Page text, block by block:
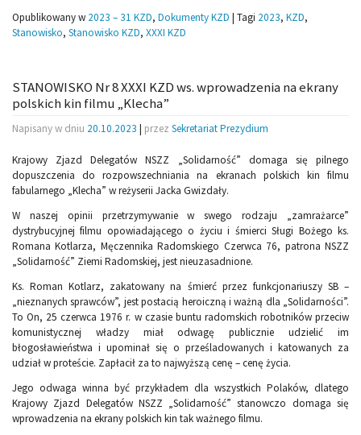
Opublikowany w 2023 – 31 KZD, Dokumenty KZD | Tagi 2023, KZD,
Stanowisko, Stanowisko KZD, XXXI KZD
STANOWISKO Nr 8 XXXI KZD ws. wprowadzenia na ekrany
polskich kin filmu „Klecha”
Napisany w dniu 20.10.2023 | przez Sekretariat Prezydium
Krajowy Zjazd Delegatów NSZZ „Solidarność” domaga się pilnego
dopuszczenia do rozpowszechniania na ekranach polskich kin filmu
fabularnego „Klecha” w reżyserii Jacka Gwizdały.
W naszej opinii przetrzymywanie w swego rodzaju „zamrażarce”
dystrybucyjnej filmu opowiadającego o życiu i śmierci Sługi Bożego ks.
Romana Kotlarza, Męczennika Radomskiego Czerwca 76, patrona NSZZ
„Solidarność” Ziemi Radomskiej, jest nieuzasadnione.
Ks. Roman Kotlarz, zakatowany na śmierć przez funkcjonariuszy SB –
„nieznanych sprawców”, jest postacią heroiczną i ważną dla „Solidarności”.
To On, 25 czerwca 1976 r. w czasie buntu radomskich robotników przeciw
komunistycznej władzy miał odwagę publicznie udzielić im
błogosławieństwa i upominał się o prześladowanych i katowanych za
udział w proteście. Zapłacił za to najwyższą cenę – cenę życia.
Jego odwaga winna być przykładem dla wszystkich Polaków, dlatego
Krajowy Zjazd Delegatów NSZZ „Solidarność” stanowczo domaga się
wprowadzenia na ekrany polskich kin tak ważnego filmu.